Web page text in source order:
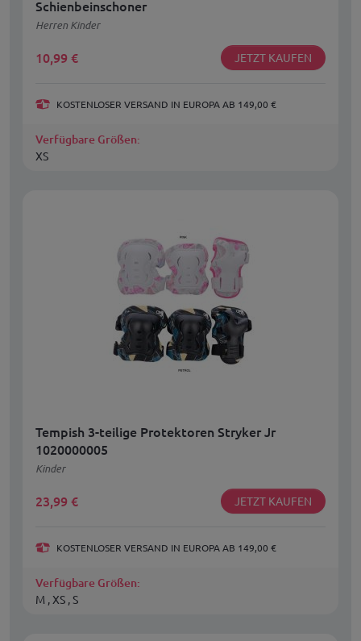
Schienbeinschoner
Herren Kinder
10,99 € JETZT KAUFEN
KOSTENLOSER VERSAND IN EUROPA AB 149,00 €
Verfügbare Größen:
XS
Tempish 3-teilige Protektoren Stryker Jr
1020000005
Kinder
23,99 € JETZT KAUFEN
KOSTENLOSER VERSAND IN EUROPA AB 149,00 €
Verfügbare Größen:
M , XS , S